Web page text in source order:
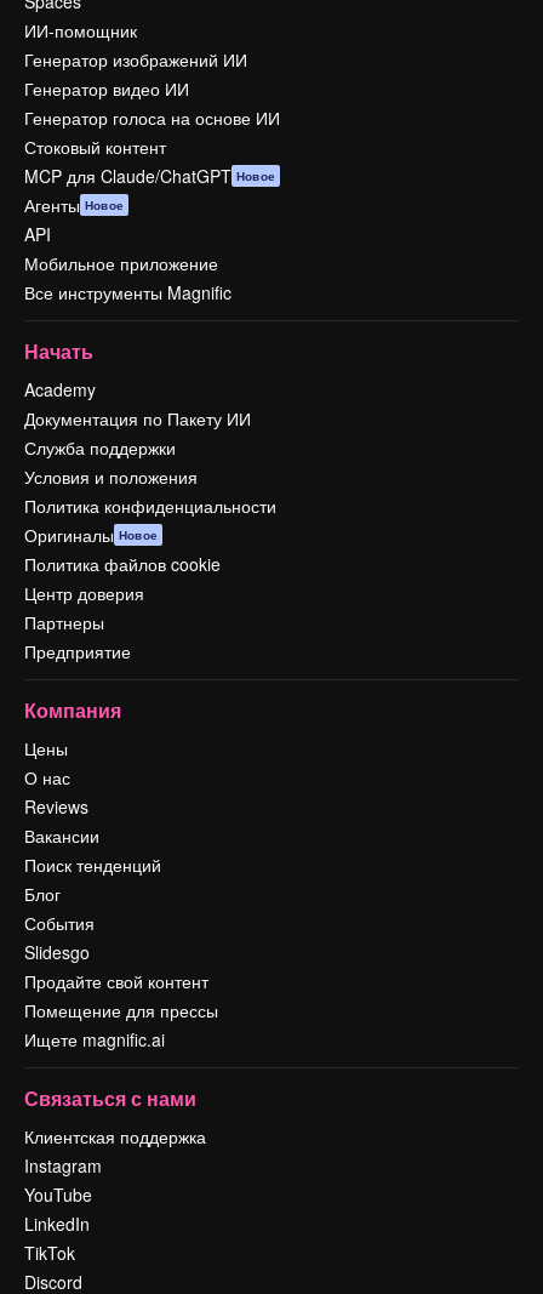
ИИ-помощник
Генератор изображений ИИ
Генератор видео ИИ
Генератор голоса на основе ИИ
Стоковый контент
MCP для Claude/ChatGPT Новое
Агенты Новое
API
Мобильное приложение
Все инструменты Magnific
Начать
Academy
Документация по Пакету ИИ
Служба поддержки
Условия и положения
Политика конфиденциальности
Оригиналы Новое
Политика файлов cookie
Центр доверия
Партнеры
Предприятие
Компания
Цены
О нас
Reviews
Вакансии
Поиск тенденций
Блог
События
Slidesgo
Продайте свой контент
Помещение для прессы
Ищете magnific.ai
Связаться с нами
Клиентская поддержка
Instagram
YouTube
LinkedIn
TikTok
Discord